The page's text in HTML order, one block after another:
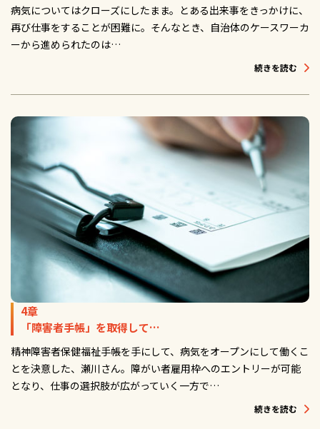
病気についてはクローズにしたまま。とある出来事をきっかけに、
再び仕事をすることが困難に。そんなとき、自治体のケースワーカ
ーから進められたのは…
続きを読む
4章
「障害者手帳」を取得して…
精神障害者保健福祉手帳を手にして、病気をオープンにして働くこ
とを決意した、瀬川さん。障がい者雇用枠へのエントリーが可能
となり、仕事の選択肢が広がっていく一方で…
続きを読む